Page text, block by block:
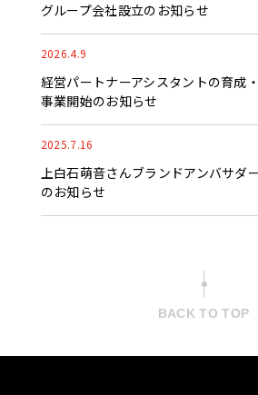
グループ会社設立のお知らせ
2026.4.9
経営パートナーアシスタントの育成
事業開始のお知らせ
2025.7.16
上白石萌音さんブランドアンバサダ
のお知らせ
BACK TO TOP